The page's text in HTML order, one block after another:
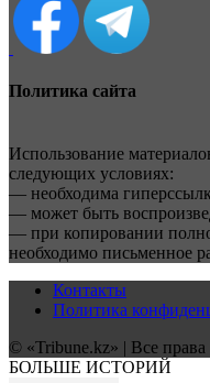
Политика сайта
Использование
следующих условиях:
— необходима
— может быть
— при копировании
необходимо письменное
Контакты
Политика
© «Tribune.kz» | Все
БОЛЬШЕ ИСТОРИЙ